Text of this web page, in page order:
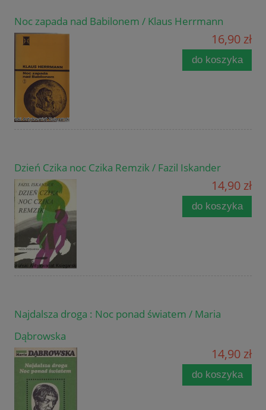
Noc zapada nad Babilonem / Klaus Herrmann
16,90 zł
do koszyka
Dzień Czika noc Czika Remzik / Fazil Iskander
14,90 zł
do koszyka
Najdalsza droga : Noc ponad światem / Maria
Dąbrowska
14,90 zł
do koszyka